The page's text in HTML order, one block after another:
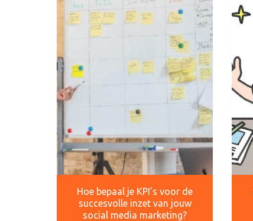
Hoe bepaal je KPI’s voor de
succesvolle inzet van jouw
social media marketing?